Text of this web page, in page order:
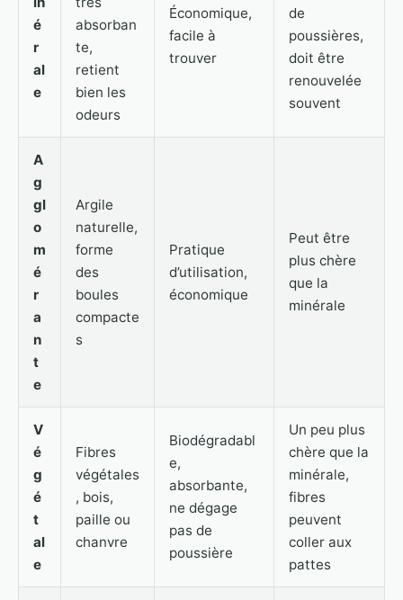
é
r
al
e
absorban
te,
retient
bien les
odeurs
Économique,
facile à
trouver
de
poussières,
doit être
renouvelée
souvent
A
g
gl
o
m
é
r
a
n
t
e
Argile
naturelle,
forme
des
boules
compacte
s
Pratique
d’utilisation,
économique
Peut être
plus chère
que la
minérale
V
é
g
é
t
al
e
Fibres
végétales
, bois,
paille ou
chanvre
Biodégradabl
e,
absorbante,
ne dégage
pas de
poussière
Un peu plus
chère que la
minérale,
fibres
peuvent
coller aux
pattes